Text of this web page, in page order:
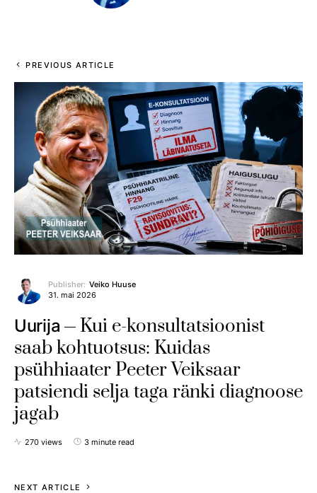
PREVIOUS ARTICLE
Publisher: Veiko Huuse
31. mai 2026
Uurija
Kui e-konsultatsioonist
saab kohtuotsus: Kuidas
psühhiaater Peeter Veiksaar
patsiendi selja taga ränki diagnoose
jagab
270 views 3 minute read
NEXT ARTICLE